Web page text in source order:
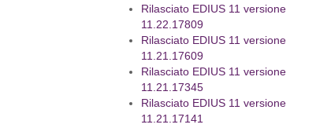
Rilasciato EDIUS 11 versione
11.22.17809
Rilasciato EDIUS 11 versione
11.21.17609
Rilasciato EDIUS 11 versione
11.21.17345
Rilasciato EDIUS 11 versione
11.21.17141